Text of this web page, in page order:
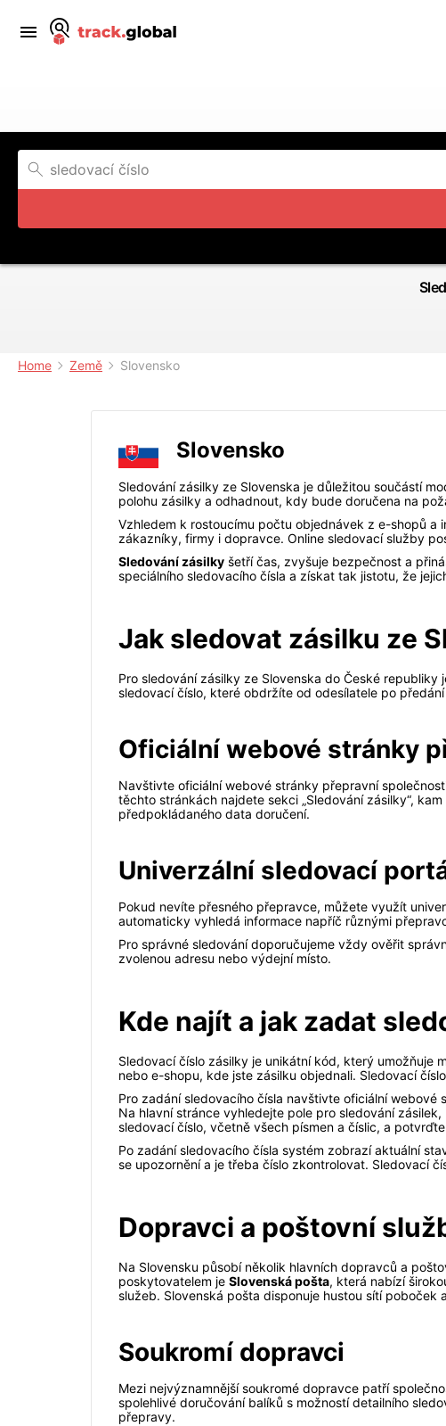
Home Země Slovensko
Slovensko
Sledování zásilky ze Slovenska je důležitou součástí
polohu zásilky a odhadnout, kdy bude doručena na
Vzhledem k rostoucímu počtu objednávek z e-shopů a
zákazníky, firmy i dopravce. Online sledovací služby
Sledování zásilky šetří čas, zvyšuje bezpečnost a
speciálního sledovacího čísla a získat tak jistotu, že
Jak sledovat zásilku ze
Pro sledování zásilky ze Slovenska do České
sledovací číslo, které obdržíte od odesílatele po
Oficiální webové stránky
Navštivte oficiální webové stránky přepravní
těchto stránkách najdete sekci „Sledování zásilky“,
předpokládaného data doručení.
Univerzální sledovací
Pokud nevíte přesného přepravce, můžete využít
automaticky vyhledá informace napříč různými
Pro správné sledování doporučujeme vždy ověřit
zvolenou adresu nebo výdejní místo.
Kde najít a jak zadat
Sledovací číslo zásilky je unikátní kód, který
nebo e-shopu, kde jste zásilku objednali. Sledovací
Pro zadání sledovacího čísla navštivte oficiální
Na hlavní stránce vyhledejte pole pro sledování
sledovací číslo, včetně všech písmen a číslic, a
Po zadání sledovacího čísla systém zobrazí aktuální
se upozornění a je třeba číslo zkontrolovat. Sledovací
Dopravci a poštovní
Na Slovensku působí několik hlavních dopravců a
poskytovatelem je Slovenská pošta, která nabízí
služeb. Slovenská pošta disponuje hustou sítí poboček
Soukromí dopravci
Mezi nejvýznamnější soukromé dopravce patří
spolehlivé doručování balíků s možností detailního
přepravy.